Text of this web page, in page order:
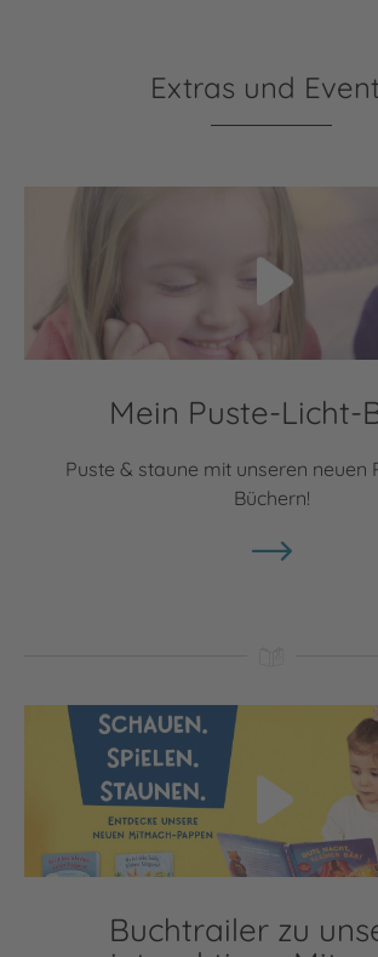
Extras und
Mein Puste-Licht-
Puste & staune mit unseren neuen
Büchern!
Video abspielen
Buchtrailer zu